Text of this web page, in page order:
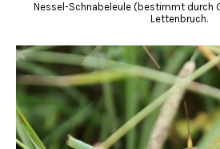
Nessel-Schnabeleule (bestimmt durch
Lettenbruch.